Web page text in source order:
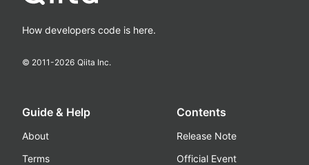
How developers code is here.
© 2011-2026 Qiita Inc.
Guide & Help
About
Terms
Contents
Release Note
Official Event